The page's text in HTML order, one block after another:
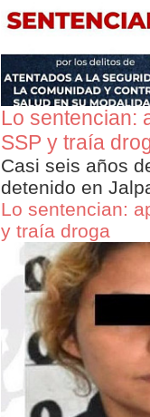
Lo sentencian:
SSP y traía
Casi seis años
detenido en
Lo sentencian:
y traía droga